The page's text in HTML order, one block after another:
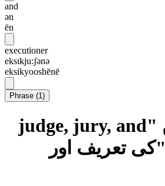
and
ən
ēn
executioner
eksɪkju:ʃənə
eksikyooshēnē
Phrase (1)
انگریزی میں "judge, jury, and
executioner"کی تعریف اور